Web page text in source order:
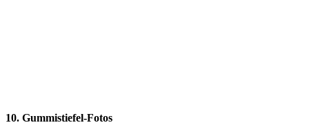
10. Gummistiefel-Fotos